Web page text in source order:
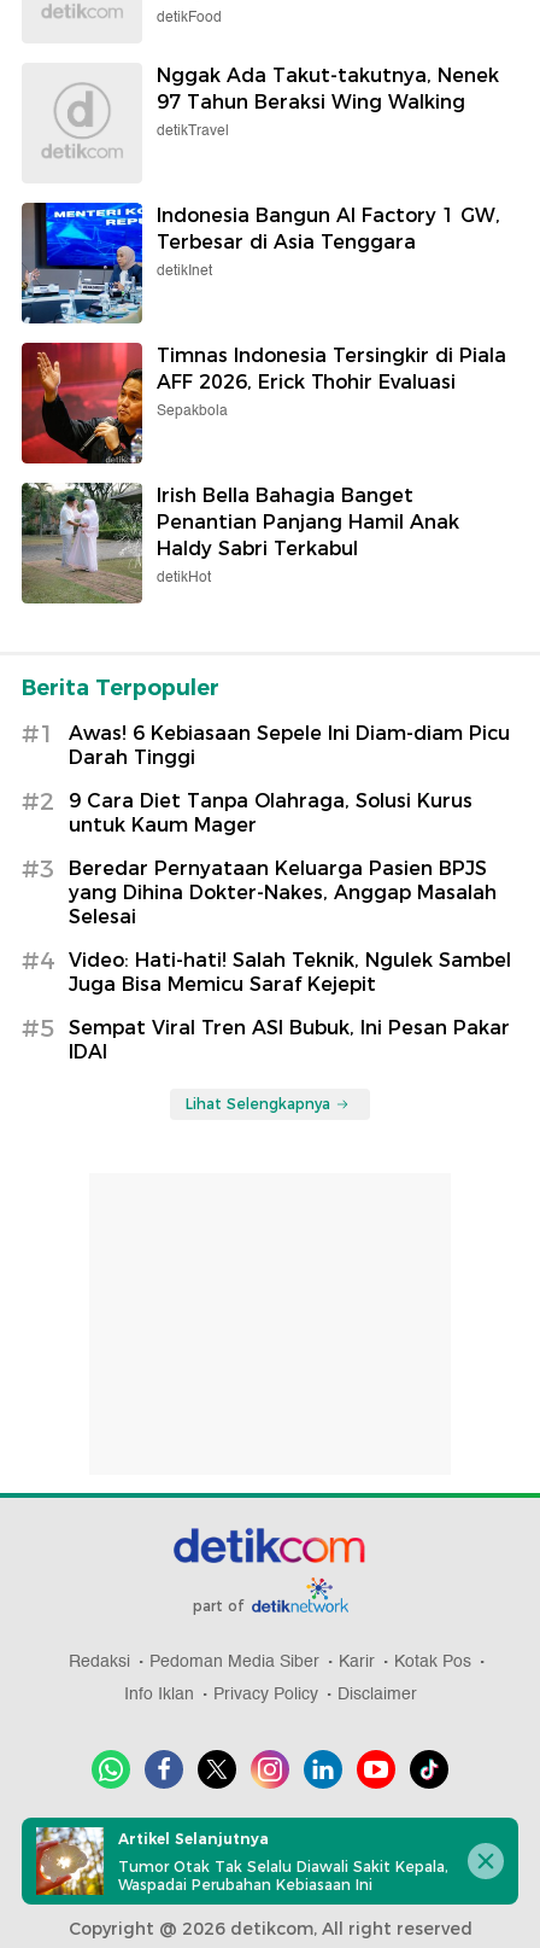
detikFood
Nggak Ada Takut-takutnya, Nenek
97 Tahun Beraksi Wing Walking
detikTravel
Indonesia Bangun AI Factory 1 GW,
Terbesar di Asia Tenggara
detikInet
Timnas Indonesia Tersingkir di Piala
AFF 2026, Erick Thohir Evaluasi
Sepakbola
Irish Bella Bahagia Banget
Penantian Panjang Hamil Anak
Haldy Sabri Terkabul
detikHot
Berita Terpopuler
#1
Awas! 6 Kebiasaan Sepele Ini Diam-diam Picu
Darah Tinggi
#2
9 Cara Diet Tanpa Olahraga, Solusi Kurus
untuk Kaum Mager
#3
Beredar Pernyataan Keluarga Pasien BPJS
yang Dihina Dokter-Nakes, Anggap Masalah
Selesai
#4
Video: Hati-hati! Salah Teknik, Ngulek Sambel
Juga Bisa Memicu Saraf Kejepit
#5
Sempat Viral Tren ASI Bubuk, Ini Pesan Pakar
IDAI
Lihat Selengkapnya
part of
Redaksi Pedoman Media Siber Karir
Kotak Pos
Info Iklan
Privacy Policy Disclaimer
Copyright @ 2026 detikcom, All right reserved
Artikel Selanjutnya
Tumor Otak Tak Selalu Diawali Sakit Kepala,
Waspadai Perubahan Kebiasaan Ini